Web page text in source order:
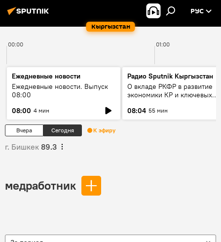
Кыргызстан
РУС
00:00 01:00
Ежедневные новости
Ежедневные новости. Выпуск
08:00
08:00 4 мин
Радио Sputnik Кыргызстан
О вкладе РКФР в развитие
экономики КР и ключевых
08:04 55 мин
Вчера Сегодня К эфиру
г. Бишкек 89.3
медработник